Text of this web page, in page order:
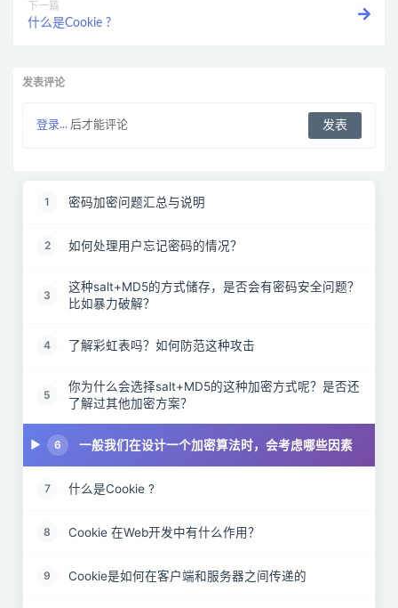
下一篇
什么是Cookie ?
发表评论
登录... 后才能评论
1 密码加密问题汇总与说明
2 如何处理用户忘记密码的情况？
3
这种salt+MD5的方式储存，是否会有密码安全问题？
比如暴力破解？
4 了解彩虹表吗？如何防范这种攻击
5
你为什么会选择salt+MD5的这种加密方式呢？是否还
了解过其他加密方案？
6 一般我们在设计一个加密算法时，会考虑哪些因素
7 什么是Cookie ?
8 Cookie 在Web开发中有什么作用？
9 Cookie是如何在客户端和服务器之间传递的